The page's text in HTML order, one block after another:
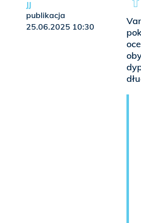
JJ
publikacja
25.06.2025 10:30